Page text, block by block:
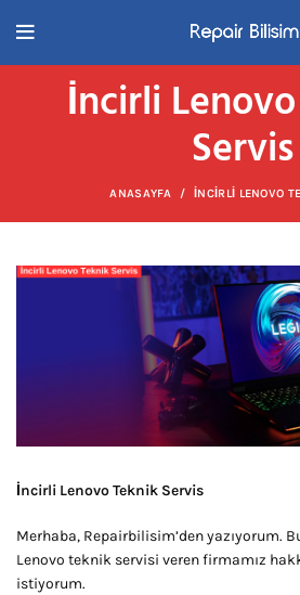
İncirli
Servis
ANASAYFA İNCIRLI LENOVO
İncirli Lenovo Teknik Servis
Merhaba, Repairbilisim’den yazıyorum.
Lenovo teknik servisi veren firmamız
istiyorum.